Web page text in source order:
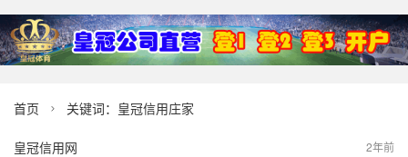
首页  关键词：皇冠信用庄家
2年前
皇冠信用网